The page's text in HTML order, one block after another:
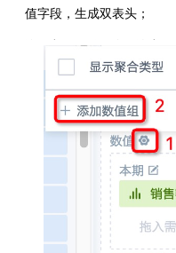
值字段，生成双表头；